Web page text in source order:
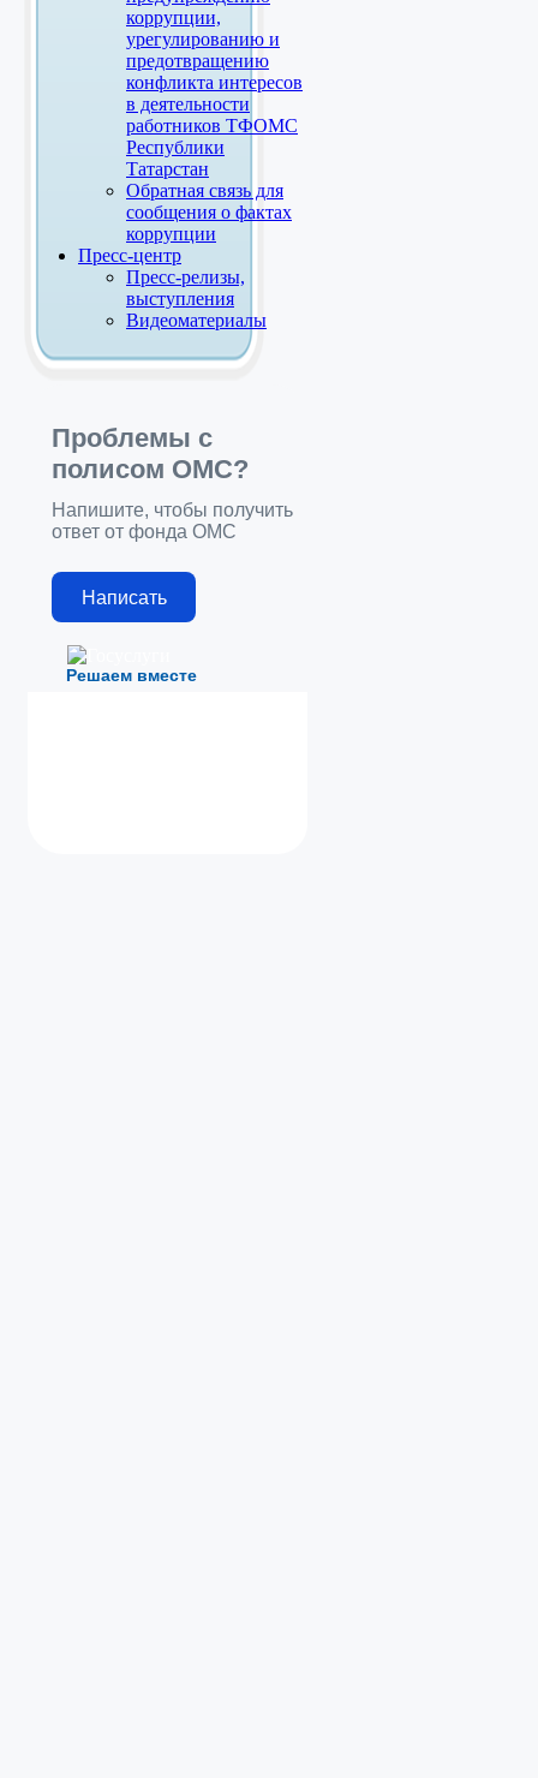
коррупции,
урегулированию и
предотвращению
конфликта интересов
в деятельности
работников ТФОМС
Республики
Татарстан
Обратная связь для
сообщения о фактах
коррупции
Пресс-центр
Пресс-релизы,
выступления
Видеоматериалы
Решаем вместе
Проблемы с
полисом ОМС?
Напишите, чтобы получить
ответ от фонда ОМС
Написать